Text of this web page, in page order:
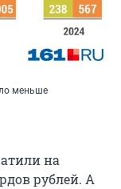
меньше
на
рублей. А